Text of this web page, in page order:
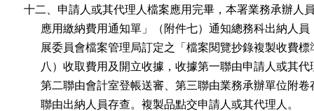
十二、申請人或其代理人檔案應用完畢，本署業務承辦人
應用繳納費用通知單」（附件七）通知總務科出納人
展委員會檔案管理局訂定之「檔案閱覽抄錄複製收費
八）收取費用及開立收據，收據第一聯由申請人或其
第二聯由會計室登帳送審、第三聯由業務承辦單位附
      聯由出納人員存查。複製品點交申請人或其代理人。